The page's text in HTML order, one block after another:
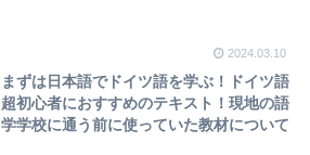
2024.03.10
まずは日本語でドイツ語を学ぶ！ドイツ語
超初心者におすすめのテキスト！現地の語
学学校に通う前に使っていた教材について